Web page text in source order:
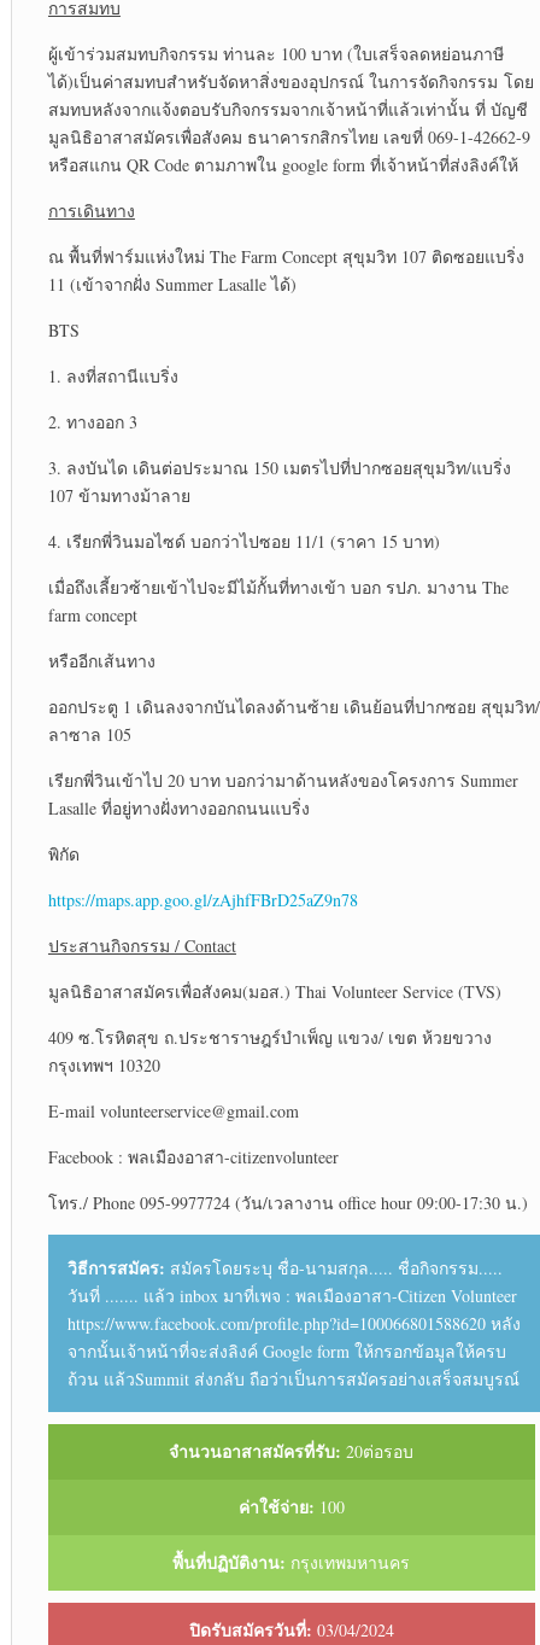
การสมทบ
ผู้เข้าร่วมสมทบกิจกรรม ท่านละ 100 บาท (ใบเสร็จลดหย่อนภาษี
ได้)เป็นค่าสมทบสำหรับจัดหาสิ่งของอุปกรณ์ ในการจัดกิจกรรม โดย
สมทบหลังจากแจ้งตอบรับกิจกรรมจากเจ้าหน้าที่แล้วเท่านั้น ที่ บัญชี
มูลนิธิอาสาสมัครเพื่อสังคม ธนาคารกสิกรไทย เลขที่ 069-1-42662-9
หรือสแกน QR Code ตามภาพใน google form ที่เจ้าหน้าที่ส่งลิงค์ให้
การเดินทาง
ณ พื้นที่ฟาร์มแห่งใหม่ The Farm Concept สุขุมวิท 107 ติดซอยแบริ่ง
11 (เข้าจากฝั่ง Summer Lasalle ได้)
BTS
1. ลงที่สถานีแบริ่ง
2. ทางออก 3
3. ลงบันได เดินต่อประมาณ 150 เมตรไปที่ปากซอยสุขุมวิท/แบริ่ง
107 ข้ามทางม้าลาย
4. เรียกพี่วินมอไซด์ บอกว่าไปซอย 11/1 (ราคา 15 บาท)
เมื่อถึงเลี้ยวซ้ายเข้าไปจะมีไม้กั้นที่ทางเข้า บอก รปภ. มางาน The
farm concept
หรืออีกเส้นทาง
ออกประตู 1 เดินลงจากบันไดลงด้านซ้าย เดินย้อนที่ปากซอย สุขุมวิท/
ลาซาล 105
เรียกพี่วินเข้าไป 20 บาท บอกว่ามาด้านหลังของโครงการ Summer
Lasalle ที่อยู่ทางฝั่งทางออกถนนแบริ่ง
พิกัด
https://maps.app.goo.gl/zAjhfFBrD25aZ9n78
ประสานกิจกรรม / Contact
มูลนิธิอาสาสมัครเพื่อสังคม(มอส.) Thai Volunteer Service (TVS)
409 ซ.โรหิตสุข ถ.ประชาราษฎร์บำเพ็ญ แขวง/ เขต ห้วยขวาง
กรุงเทพฯ 10320
E-mail volunteerservice@gmail.com
Facebook : พลเมืองอาสา-citizenvolunteer
โทร./ Phone 095-9977724 (วัน/เวลางาน office hour 09:00-17:30 น.)
วิธีการสมัคร: สมัครโดยระบุ ชื่อ-นามสกุล..... ชื่อกิจกรรม.....
วันที่ ....... แล้ว inbox มาที่เพจ : พลเมืองอาสา-Citizen Volunteer
https://www.facebook.com/profile.php?id=100066801588620 หลัง
จากนั้นเจ้าหน้าที่จะส่งลิงค์ Google form ให้กรอกข้อมูลให้ครบ
ถ้วน แล้วSummit ส่งกลับ ถือว่าเป็นการสมัครอย่างเสร็จสมบูรณ์
จำนวนอาสาสมัครที่รับ: 20ต่อรอบ
ค่าใช้จ่าย: 100
พื้นที่ปฏิบัติงาน: กรุงเทพมหานคร
ปิดรับสมัครวันที่: 03/04/2024